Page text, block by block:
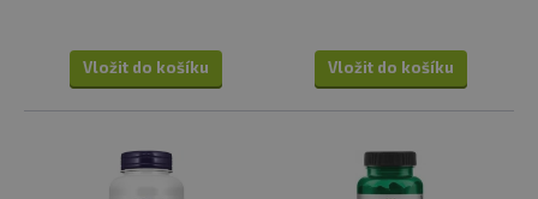
Vložit do košíku Vložit do košíku